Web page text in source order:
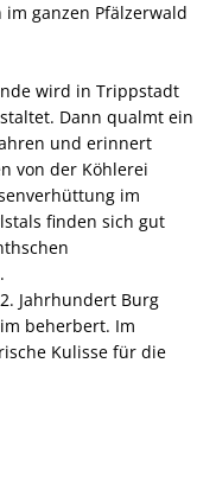
ganzen Pfälzerwald
wird in Trippstadt
Dann qualmt ein
und erinnert
von der Köhlerei
im
finden sich gut
Jahrhundert Burg
beherbert. Im
Kulisse für die